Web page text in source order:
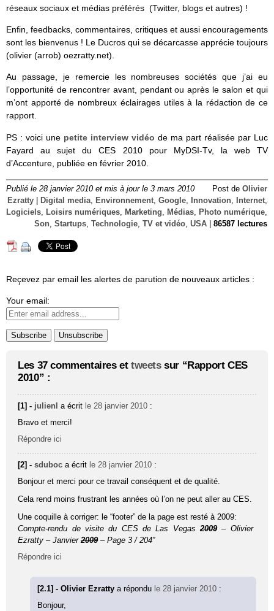
réseaux sociaux et médias préférés (Twitter, blogs et autres) !
Enfin, feedbacks, commentaires, critiques et aussi encouragements
sont les bienvenus ! Le Ducros qui se décarcasse apprécie toujours
(olivier (arrob) oezratty.net).
Au passage, je remercie les nombreuses sociétés que j’ai eu
l’opportunité de rencontrer avant, pendant ou après le salon et qui
m’ont apporté de nombreux éclairages utiles à la rédaction de ce
rapport.
PS : voici une petite interview vidéo de ma part réalisée par Luc
Fayard au sujet du CES 2010 pour MyDSI-Tv, la web TV
d’Accenture, publiée en février 2010.
Publié le 28 janvier 2010 et mis à jour le 3 mars 2010 Post de Olivier
Ezratty
Digital media Environnement Google Innovation Internet
Logiciels
Loisirs numériques Marketing Médias Photo numérique
Son Startups Technologie TV et vidéo USA 86587 lectures
Reçevez par email les alertes de parution de nouveaux articles :
Your email:
Les 37 commentaires et tweetssur “Rapport CES
2010” :
[1] - julienl a écrit le 28 janvier 2010 :
Bravo et merci!
Répondre ici
[2] -sduboc a écrit le 28 janvier 2010 :
Bonjour et merci pour ce travail conséquent et de qualité.
Cela rend moins frustrant les années où l’on ne peut aller au CES.
Une coquille à corriger: le “footer” de la page est resté à 2009:
Compte-rendu de visite du CES de Las Vegas2009– Olivier
Ezratty – Janvier2009– Page 3 / 204″
Répondre ici
[2.1] - Olivier Ezrattya répondu le 28 janvier 2010 :
Bonjour,